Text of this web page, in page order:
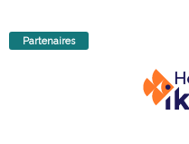
Partenaires